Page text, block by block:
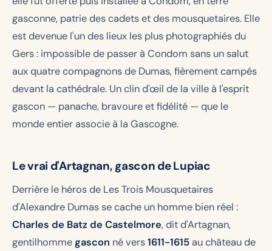
gasconne, patrie des cadets et des mousquetaires. Elle
est devenue l'un des lieux les plus photographiés du
Gers : impossible de passer à Condom sans un salut
aux quatre compagnons de Dumas, fièrement campés
devant la cathédrale. Un clin d'œil de la ville à l'esprit
gascon — panache, bravoure et fidélité — que le
monde entier associe à la Gascogne.
Le vrai d'Artagnan, gascon de Lupiac
Derrière le héros de Les Trois Mousquetaires
d'Alexandre Dumas se cache un homme bien réel :
Charles de Batz de Castelmore, dit d'Artagnan,
gentilhommegascon né vers1611-1615 au château de